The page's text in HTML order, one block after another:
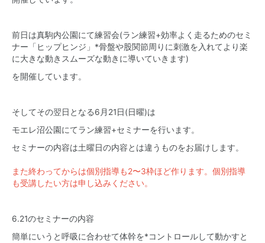
前日は真駒内公園にて練習会(ラン練習+効率よく走るためのセミ
ナー「ヒップヒンジ」*骨盤や股関節周りに刺激を入れてより楽
に大きな動きスムーズな動きに導いていきます)
を開催しています。
そしてその翌日となる6月21日(日曜)は
モエレ沼公園にてラン練習+セミナーを行います。
セミナーの内容は土曜日の内容とは違うものをお届けします。
また終わってからは個別指導も2〜3枠ほど作ります。個別指導
も受講したい方は申し込みください。
6.21のセミナーの内容
簡単にいうと呼吸に合わせて体幹を*コントロールして動かすと